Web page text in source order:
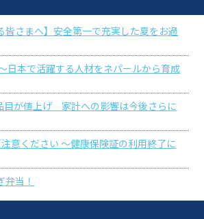
皆さまへ】安全第一で充実した夏をお過
日本で活躍する人材をネパールから育成
目が値上げ 家計への影響は今後さらに
意ください ～健康保険証の利用終了に
当！